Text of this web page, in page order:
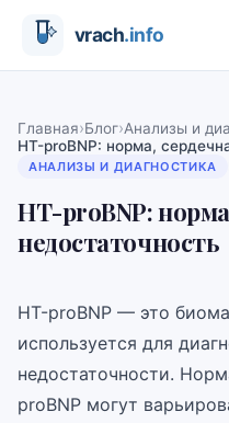
Главная›Блог›Анализы и
НТ-proBNP: норма,
АНАЛИЗЫ И ДИАГНОСТИКА
НТ-proBNP:
недостаточность
НТ-proBNP — это
используется для
недостаточности.
proBNP могут